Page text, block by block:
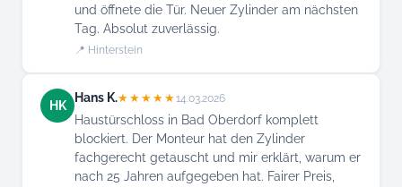
und öffnete die Tür. Neuer Zylinder am nächsten
Tag. Absolut zuverlässig.
📍 Hinterstein
HK
Hans K.★★★★★14.03.2026
Haustürschloss in Bad Oberdorf komplett
blockiert. Der Monteur hat den Zylinder
fachgerecht getauscht und mir erklärt, warum er
nach 25 Jahren aufgegeben hat. Fairer Preis,